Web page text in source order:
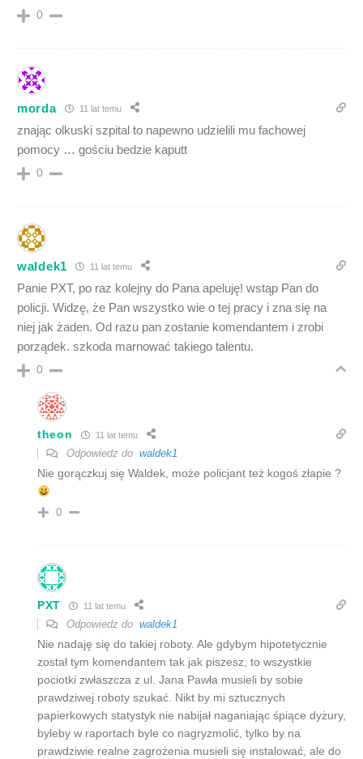
0
morda 11 lat temu
znając olkuski szpital to napewno udzielili mu fachowej
pomocy … gościu bedzie kaputt
0
waldek1 11 lat temu
Panie PXT, po raz kolejny do Pana apeluję! wstąp Pan do
policji. Widzę, że Pan wszystko wie o tej pracy i zna się na
niej jak żaden. Od razu pan zostanie komendantem i zrobi
porządek. szkoda marnować takiego talentu.
0
theon 11 lat temu
Odpowiedz do waldek1
Nie gorączkuj się Waldek, może policjant też kogoś złapie ?
0
PXT 11 lat temu
Odpowiedz do waldek1
Nie nadaję się do takiej roboty. Ale gdybym hipotetycznie
został tym komendantem tak jak piszesz, to wszystkie
pociotki zwłaszcza z ul. Jana Pawła musieli by sobie
prawdziwej roboty szukać. Nikt by mi sztucznych
papierkowych statystyk nie nabijał naganiając śpiące dyżury,
byleby w raportach byle co nagryzmolić, tylko by na
prawdziwie realne zagrożenia musieli się instalować, ale do